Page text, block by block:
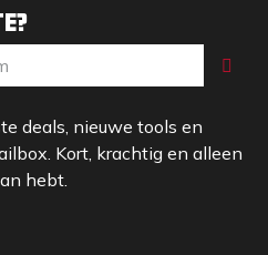
deals, nieuwe tools en
Kort, krachtig en alleen
hebt.